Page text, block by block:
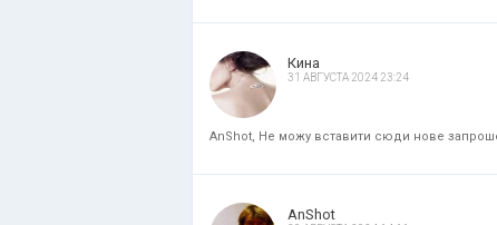
Кина
31 АВГУСТА 2024 23:24
AnShot, Не можу вставити сюди нове
AnShot